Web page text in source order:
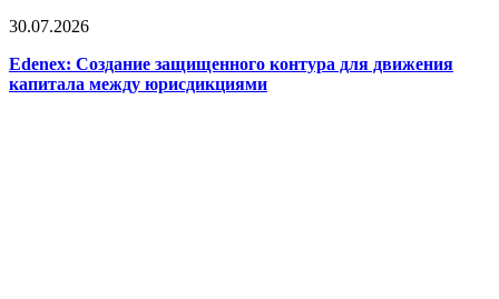
30.07.2026
Edenex: Создание защищенного контура для движения
капитала между юрисдикциями